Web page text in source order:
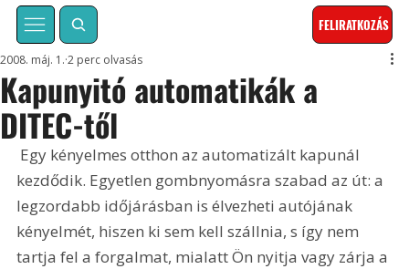
FELIRATKOZÁS
Kapunyitó automatikák a
DITEC-től
2008. máj. 1. 2 perc olvasás
kezdődik. Egyetlen gombnyomásra szabad az út: a
legzordabb időjárásban is élvezheti autójának
kényelmét, hiszen ki sem kell szállnia, s így nem
tartja fel a forgalmat, mialatt Ön nyitja vagy zárja a